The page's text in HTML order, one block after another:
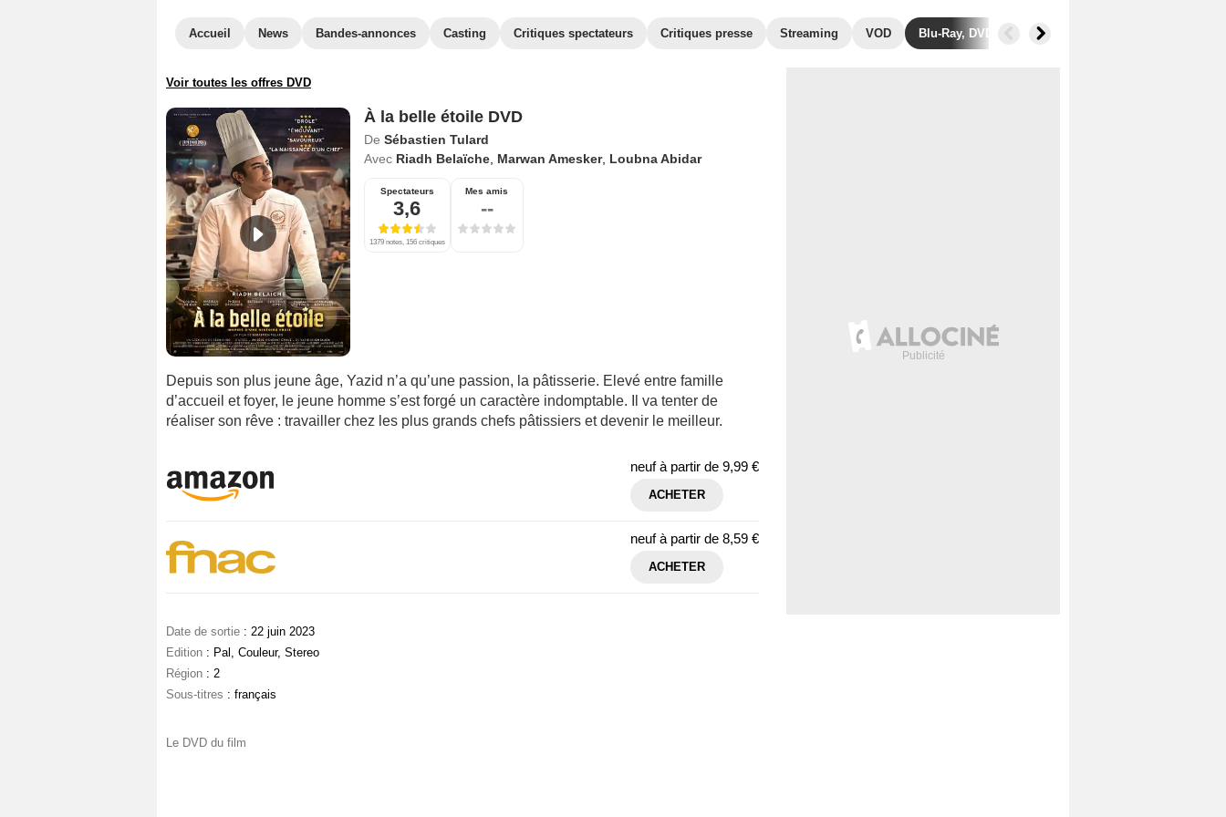
Accueil News Bandes-annonces Casting Critiques spectateurs Critiques presse Streaming VOD Blu-Ray, DVD Photos
Voir toutes les offres DVD
À la belle étoile DVD
De Sébastien Tulard
Avec Riadh Belaïche, Marwan Amesker, Loubna Abidar
Spectateurs
3,6
1379 notes, 156 critiques
Mes amis
--
Depuis son plus jeune âge, Yazid n’a qu’une passion, la pâtisserie. Elevé entre famille
d’accueil et foyer, le jeune homme s’est forgé un caractère indomptable. Il va tenter de
réaliser son rêve : travailler chez les plus grands chefs pâtissiers et devenir le meilleur.
neuf à partir de 9,99 €
ACHETER
neuf à partir de 8,59 €
ACHETER
Date de sortie : 22 juin 2023
Edition : Pal, Couleur, Stereo
Région : 2
Sous-titres : français
Le DVD du film